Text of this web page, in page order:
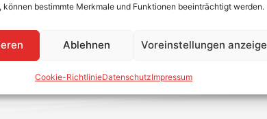
können bestimmte Merkmale und Funktionen beeinträchtigt werden.
Ablehnen Voreinstellungen
Cookie-RichtlinieDatenschutzImpressum
WhatsApp